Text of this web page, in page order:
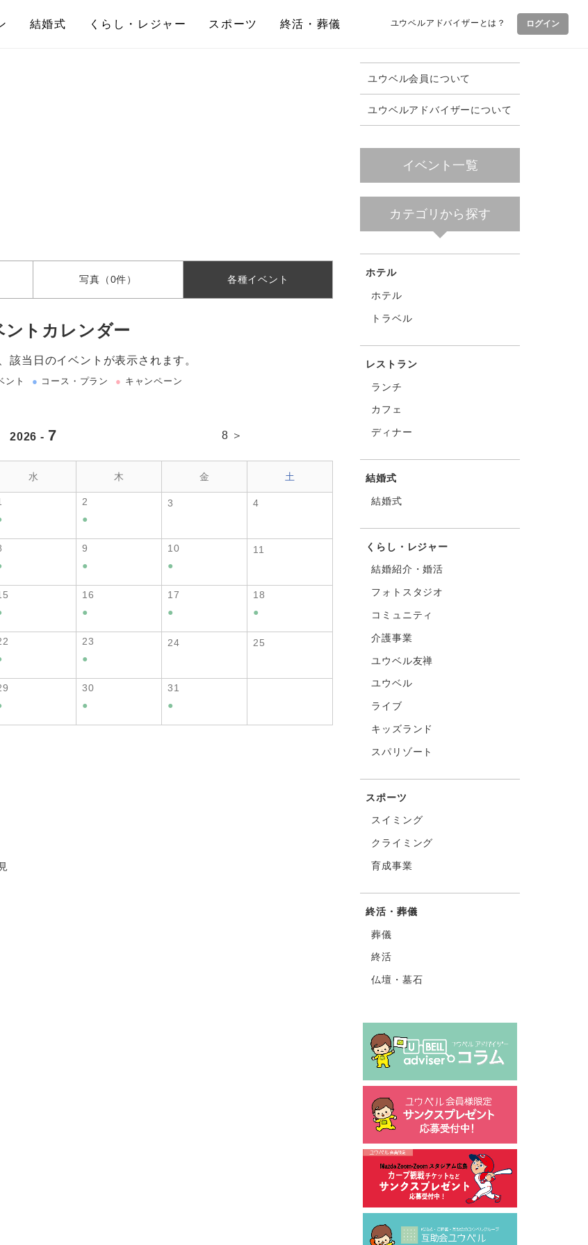
結婚式 くらし・レジャー スポーツ 終活・葬儀 ユウベルアドバイザーとは？ ログイン
写真 （0件） 各種イベント
ントカレンダー
該当日のイベントが表示されます。
ント ● コース・プラン ● キャンペーン
2026 - 7 8 ＞
水 木 金 土
2
●
3 4
9
●
10
●
11
16
●
17
●
18
●
23
●
24 25
30
●
31
●
ユウベル会員について
ユウベルアドバイザーについて
イベント一覧
カテゴリから探す
ホテル
ホテル
トラベル
レストラン
ランチ
カフェ
ディナー
結婚式
結婚式
くらし・レジャー
結婚紹介・婚活
フォトスタジオ
コミュニティ
介護事業
ユウベル友禅
ユウベル
ライブ
キッズランド
スパリゾート
スポーツ
スイミング
クライミング
育成事業
終活・葬儀
葬儀
終活
仏壇・墓石